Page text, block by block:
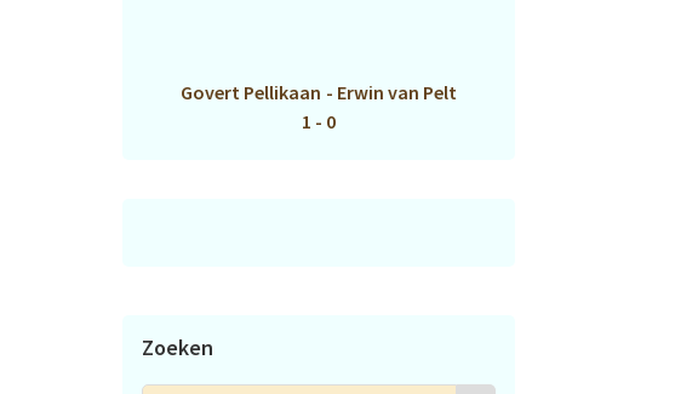
Govert Pellikaan - Erwin van Pelt
1 - 0
Zoeken